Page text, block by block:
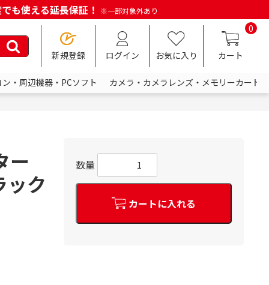
も使える延長保証！ ※一部対象外あり
新規登録 ログイン お気に入り
0
カート
・周辺機器・PCソフト カメラ・カメラレンズ・メモリーカード
ー
ック
数量
カートに入れる